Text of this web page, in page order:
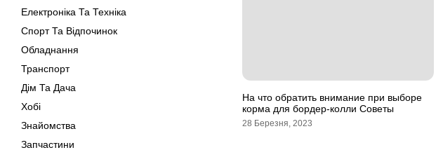
Електроніка Та Техніка
Спорт Та Відпочинок
Обладнання
Транспорт
Дім Та Дача
Хобі
Знайомства
Запчастини
На что обратить внимание при выборе
корма для бордер-колли Советы
28 Березня, 2023